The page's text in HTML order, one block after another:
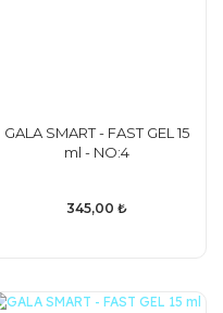
GALA SMART - FAST GEL 15
ml - NO:4
345,00 ₺